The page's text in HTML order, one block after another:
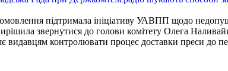
підтримала ініціативу УАВПП щодо
звернутися до голови комітету Олега
видавцям контролювати процес доставки преси до